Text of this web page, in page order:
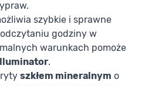
szybkie i sprawne
godziny w
warunkach pomoże
.
szkłem mineralnym o